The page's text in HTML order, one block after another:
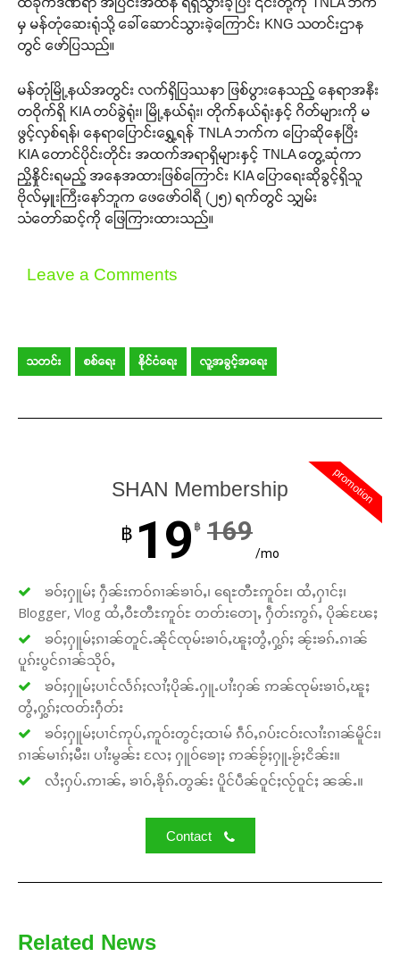
မှ မန်တုံဆေးရုံသို့ ခေါ်ဆောင်သွားခဲ့ကြောင်း KNG သတင်းဌာန
တွင် ဖော်ပြသည်။
မန်တုံမြို့နယ်အတွင်း လက်ရှိပြဿနာ ဖြစ်ပွားနေသည့် နေရာအနီး
တဝိုက်ရှိ KIA တပ်ခွဲရုံး၊ မြို့နယ်ရုံး၊ တိုက်နယ်ရုံးနှင့် ဂိတ်များကို မ
ဖွင့်လှစ်ရန်၊ နေရာပြောင်းရွှေ့ရန် TNLA ဘက်က ပြောဆိုနေပြီး
KIA တောင်ပိုင်းတိုင်း အထက်အရာရှိများနှင့် TNLA တွေ့ဆုံကာ
ညှိနှိုင်းရမည့် အနေအထားဖြစ်ကြောင်း KIA ပြောရေးဆိုခွင့်ရှိသူ
ဗိုလ်မှူးကြီးနော်ဘူက ဖေဖော်ဝါရီ (၂၅) ရက်တွင် သျှမ်း
သံတော်ဆင့်ကို ဖြေကြားထားသည်။
Leave a Comments
သတင်း စစ်ရေး နိုင်ငံရေး လူ့အခွင့်အရေး
promotion
SHAN Membership
฿ 19 ฿ 169
/mo
ၶဝ်ႈႁူမ်ႈ ႁဵၼ်းဢဝ်ၵၢၼ်ၶၢဝ်ႇ၊ ရေႊတီႊဢူဝ်ႊ၊ ထႆႇႁၢင်ႈ၊
Blogger, Vlog ထႆႇဝီႊတီႊဢူဝ်ႊ တတ်းတေႃႇ ႁဵတ်းဢွၵ်ႇ ပိုၼ်ၽႄႈ
ၶဝ်ႈႁူမ်ႈၵၢၼ်တူင်ႉၼိုင်ၸုမ်းၶၢဝ်ႇၽူႈတွႆႇႁွၵ်ႈ ၼႂ်းၶၵ်ႉၵၢၼ်
ပူၵ်းပွင်ၵၢၼ်သိုဝ်ႇ
ၶဝ်ႈႁူမ်ႈပၢင်လႅၵ်ႈလၢႆႈပိုၼ်ႉႁူႉပၢႆးႁၼ် ဢၼ်ၸုမ်းၶၢဝ်ႇၽူႈ
တွႆႇႁွၵ်ႈၸတ်းႁဵတ်း
ၶဝ်ႈႁူမ်ႈပၢင်ဢုပ်ႇဢူဝ်းတွင်ႈထၢမ် ၵဵဝ်ႇၵပ်းငဝ်းလၢႆးၵၢၼ်မိူင်း၊
ၵၢၼ်မၢၵ်ႈမီး၊ ပၢႆးမွၼ်း လႄႈ ႁူဝ်ၶေႃႈ ဢၼ်ၶႂ်ႈႁူႉၶႂ်ႈငိၼ်း။
လႆႈႁပ်ႉဢၢၼ်ႇ ၶၢဝ်ႇၶိုၵ်ႉတွၼ်း ပိူင်ပဵၼ်ဝူင်ႈလႂ်ဝူင်ႈ ၼၼ်ႉ။
Contact
Related News